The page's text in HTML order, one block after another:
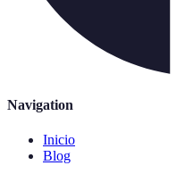
Navigation
Inicio
Blog